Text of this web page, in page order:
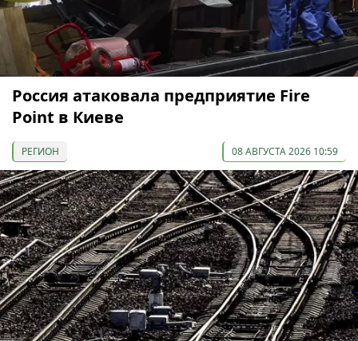
Россия атаковала предприятие Fire
Point в Киеве
РЕГИОН 08 АВГУСТА 2026 10:59